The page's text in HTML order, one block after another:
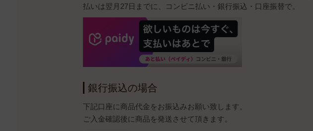
払いは翌月27日までに、コンビニ払い・銀行振込・口座振替で。
銀行振込の場合
下記口座に商品代金をお振込みお願い致します。
ご入金確認後に商品を発送させて頂きます。